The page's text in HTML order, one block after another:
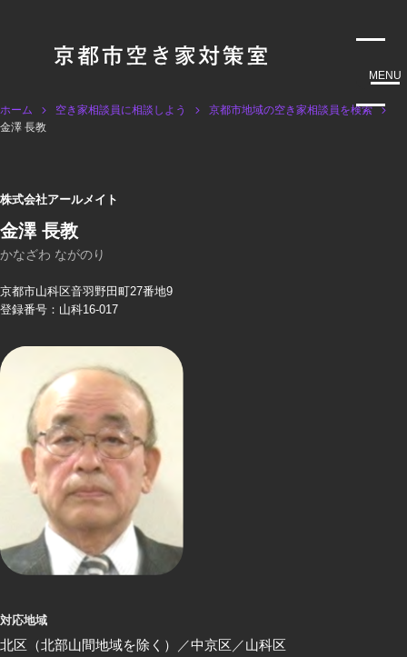
MENU
ホーム 空き家相談員に相談しよう
京都市地域の空き家相談員を検索
金澤 長教
株式会社アールメイト
金澤 長教
かなざわ ながのり
京都市山科区音羽野田町27番地9
登録番号：山科16-017
対応地域
北区（北部山間地域を除く） 中京区 山科区